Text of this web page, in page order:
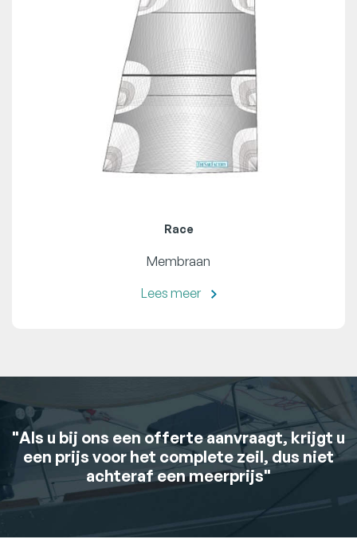
Race
Membraan
Lees meer
"Als u bij ons een offerte aanvraagt, krijgt u
een prijs voor het complete zeil, dus niet
achteraf een meerprijs"